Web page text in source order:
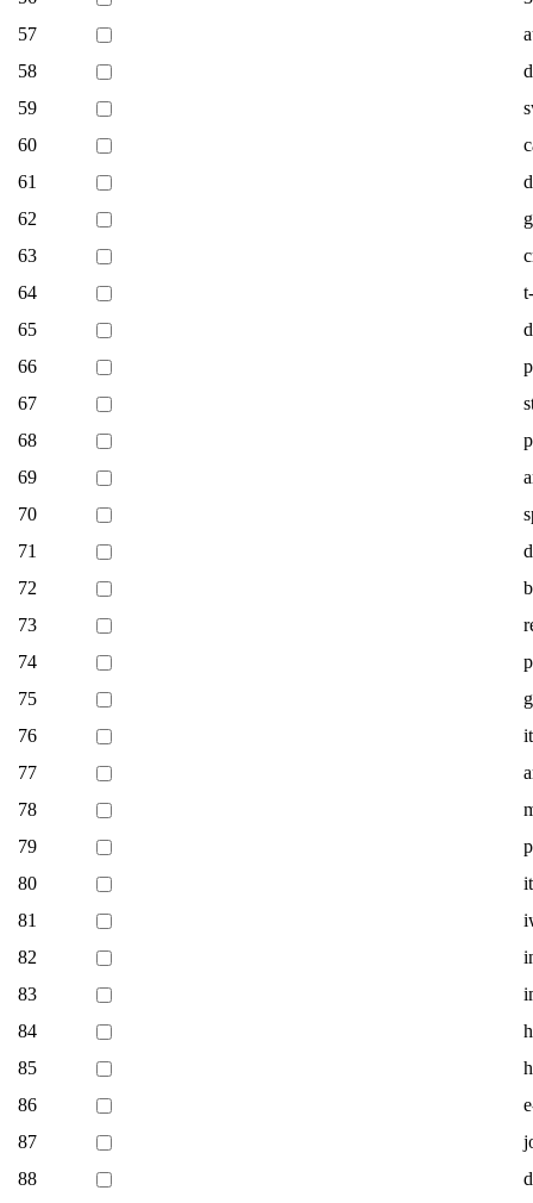
57
58
59
60
61
62
63
64
65
66
67
68
69
70
71
72
73
74
75
76
77
78
79
80
81
82
83
84
85
86
87
88